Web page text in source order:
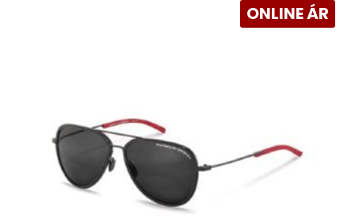
ONLINE ÁR